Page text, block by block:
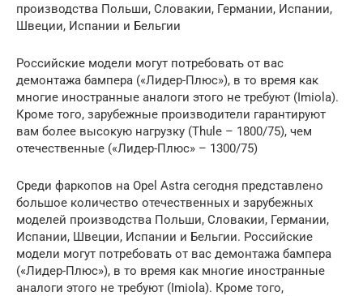
производства Польши, Словакии, Германии, Испании,
Швеции, Испании и Бельгии
Российские модели могут потребовать от вас
демонтажа бампера («Лидер-Плюс»), в то время как
многие иностранные аналоги этого не требуют (Imiola).
Кроме того, зарубежные производители гарантируют
вам более высокую нагрузку (Thule – 1800/75), чем
отечественные («Лидер-Плюс» – 1300/75)
Среди фаркопов на Opel Astra сегодня представлено
большое количество отечественных и зарубежных
моделей производства Польши, Словакии, Германии,
Испании, Швеции, Испании и Бельгии. Российские
модели могут потребовать от вас демонтажа бампера
(«Лидер-Плюс»), в то время как многие иностранные
аналоги этого не требуют (Imiola). Кроме того,